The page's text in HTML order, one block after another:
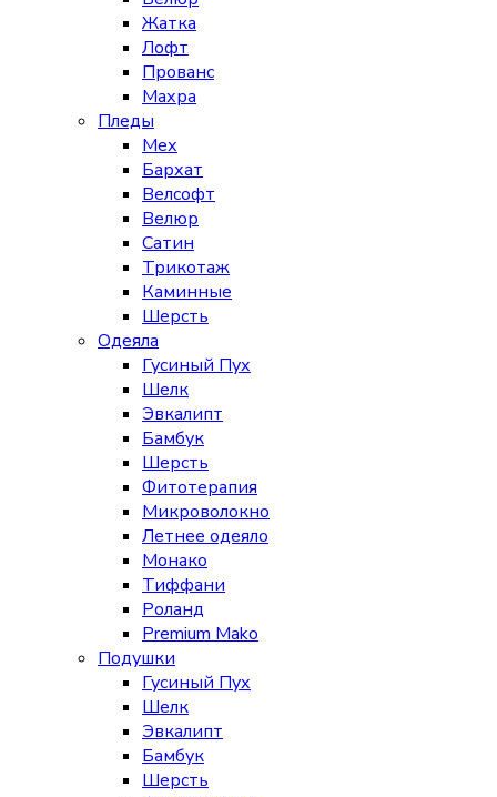
Жатка
Лофт
Прованс
Махра
Пледы
Мех
Бархат
Велсофт
Велюр
Сатин
Трикотаж
Каминные
Шерсть
Одеяла
Гусиный Пух
Шелк
Эвкалипт
Бамбук
Шерсть
Фитотерапия
Микроволокно
Летнее одеяло
Монако
Тиффани
Роланд
Premium Mako
Подушки
Гусиный Пух
Шелк
Эвкалипт
Бамбук
Шерсть